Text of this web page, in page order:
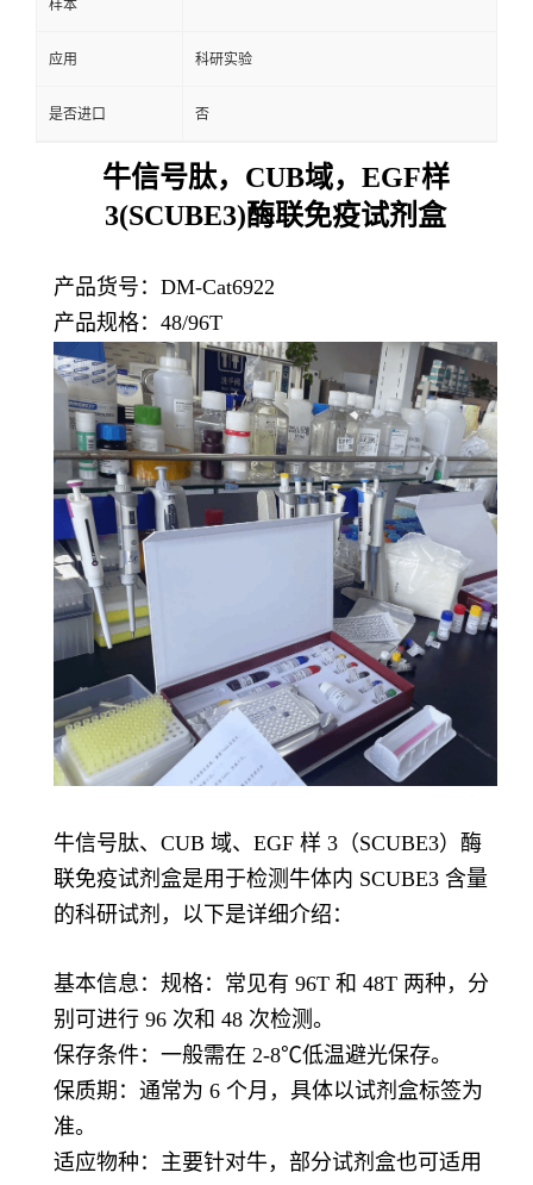
样本
应用 科研实验
是否进口 否
牛信号肽，CUB域，EGF样
3(SCUBE3)酶联免疫试剂盒
产品货号：DM-Cat6922
产品规格：48/96T
牛信号肽、CUB 域、EGF 样 3（SCUBE3）酶
联免疫试剂盒是用于检测牛体内 SCUBE3 含量
的科研试剂，以下是详细介绍：
基本信息：规格：常见有 96T 和 48T 两种，分
别可进行 96 次和 48 次检测。
保存条件：一般需在 2-8℃低温避光保存。
保质期：通常为 6 个月，具体以试剂盒标签为
准。
适应物种：主要针对牛，部分试剂盒也可适用